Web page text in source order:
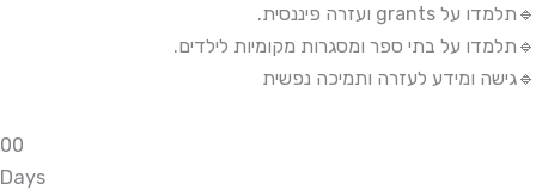
🔹תלמדו על grants ועזרה פיננסית.
🔹תלמדו על בתי ספר ומסגרות מקומיות לילדים.
🔹גישה ומידע לעזרה ותמיכה נפשית
00
Days